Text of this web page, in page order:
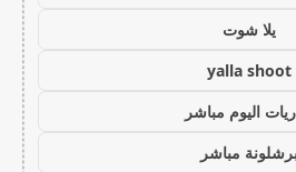
يلا شوت
yalla shoot
اليوم مباشر
مباشر